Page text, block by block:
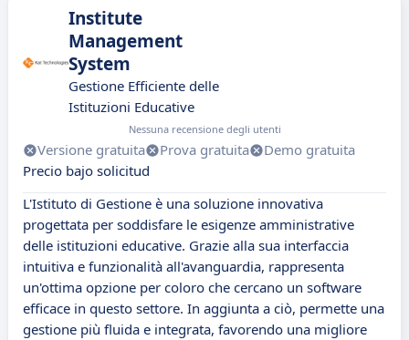
Institute
Management
System
Gestione Efficiente delle
Istituzioni Educative
Nessuna recensione degli utenti
Versione gratuita Prova gratuita
Demo gratuita
Precio bajo solicitud
L'Istituto di Gestione è una soluzione innovativa
progettata per soddisfare le esigenze amministrative
delle istituzioni educative. Grazie alla sua interfaccia
intuitiva e funzionalità all'avanguardia, rappresenta
un'ottima opzione per coloro che cercano un software
efficace in questo settore. In aggiunta a ciò, permette una
gestione più fluida e integrata, favorendo una migliore